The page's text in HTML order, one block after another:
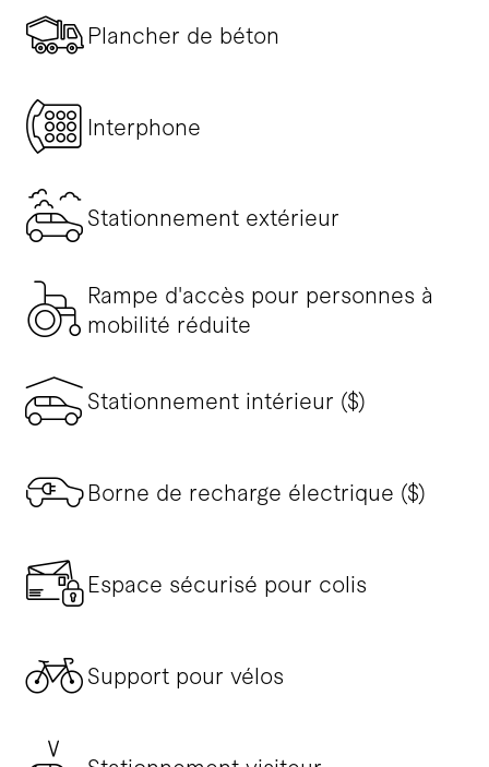
Plancher de béton
Interphone
Stationnement extérieur
Rampe d'accès pour personnes à
mobilité réduite
Stationnement intérieur ($)
Borne de recharge électrique ($)
Espace sécurisé pour colis
Support pour vélos